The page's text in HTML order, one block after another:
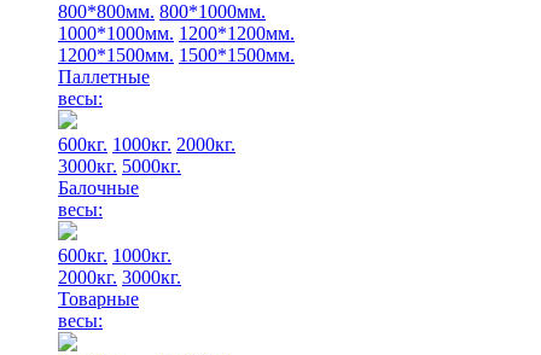
800*800мм. 800*1000мм.
1000*1000мм. 1200*1200мм.
1200*1500мм. 1500*1500мм.
Паллетные
весы:
600кг. 1000кг. 2000кг.
3000кг. 5000кг.
Балочные
весы:
600кг. 1000кг.
2000кг. 3000кг.
Товарные
весы: